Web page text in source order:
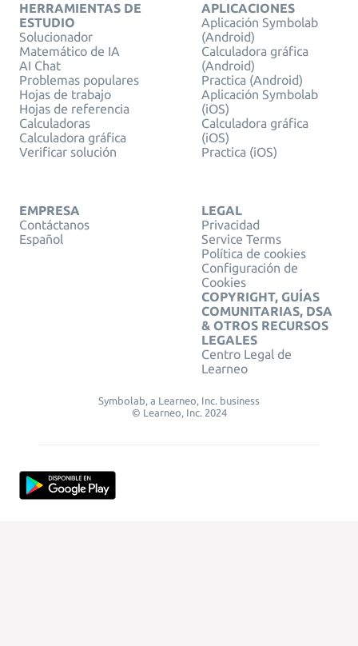
HERRAMIENTAS DE
ESTUDIO
Solucionador
Matemático de IA
AI Chat
Problemas populares
Hojas de trabajo
Hojas de referencia
Calculadoras
Calculadora gráfica
Verificar solución
APLICACIONES
Aplicación Symbolab
(Android)
Calculadora gráfica
(Android)
Practica (Android)
Aplicación Symbolab
(iOS)
Calculadora gráfica
(iOS)
Practica (iOS)
EMPRESA
Contáctanos
Español
LEGAL
Privacidad
Service Terms
Política de cookies
Configuración de
Cookies
COPYRIGHT, GUÍAS
COMUNITARIAS, DSA
& OTROS RECURSOS
LEGALES
Centro Legal de
Learneo
Symbolab, a Learneo, Inc. business
© Learneo, Inc. 2024